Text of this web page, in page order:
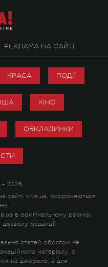
РЕКЛАМА НА САЙТІ
КРАСА ПОДІЇ
КІНО
ОБКЛАДИНКИ
- 2026
сайті viva.ua, охороняються
в оригінальному розмірі
редакції
статей обсягом не
матеріалу, з
на джерело, а для